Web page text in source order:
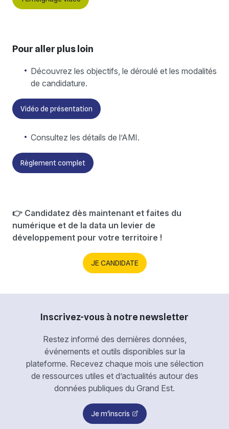
Pour aller plus loin
Découvrez les objectifs, le déroulé et les modalités
de candidature.
Vidéo de présentation
Consultez les détails de l’AMI.
Règlement complet
👉 Candidatez dès maintenant et faites du
numérique et de la data un levier de
développement pour votre territoire !
JE CANDIDATE
Inscrivez-vous à notre newsletter
Restez informé des dernières données,
événements et outils disponibles sur la
plateforme. Recevez chaque mois une sélection
de ressources utiles et d’actualités autour des
données publiques du Grand Est.
Je m'inscris